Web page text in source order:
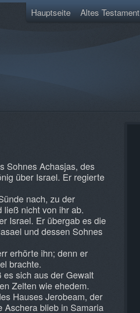
Hauptseite Altes Testament
Sohnes Achasjas, des
über Israel. Er regierte
nach, zu der
ließ nicht von ihr ab.
Israel. Er übergab es die
und dessen Sohnes
erhörte ihn; denn er
brachte.
sich aus der Gewalt
Zelten wie ehedem.
Hauses Jerobeam, der
Aschera blieb in Samaria